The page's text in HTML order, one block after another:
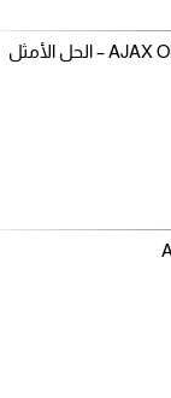
جهاز اجاكس أوميغا AJAX OMEGA – الحل الأمثل